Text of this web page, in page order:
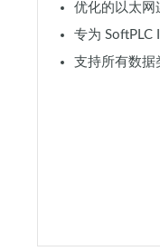
优化的以太
专为 SoftPLC
支持所有数据